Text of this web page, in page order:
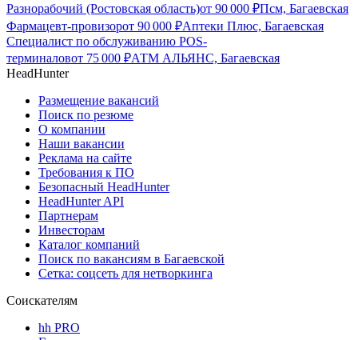
Разнорабочий (Ростовская область)от 90 000 ₽Псм, Багаевская
Фармацевт-провизорот 90 000 ₽Аптеки Плюс, Багаевская
Специалист по обслуживанию POS-
терминаловот 75 000 ₽АТМ АЛЬЯНС, Багаевская
HeadHunter
Размещение вакансий
Поиск по резюме
О компании
Наши вакансии
Реклама на сайте
Требования к ПО
Безопасный HeadHunter
HeadHunter API
Партнерам
Инвесторам
Каталог компаний
Поиск по вакансиям в Багаевской
Сетка: соцсеть для нетворкинга
Соискателям
hh PRO